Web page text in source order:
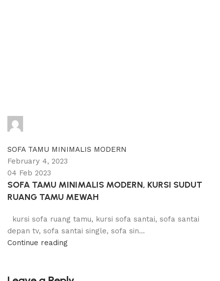
SOFA TAMU MINIMALIS MODERN
February 4, 2023
04 Feb 2023
SOFA TAMU MINIMALIS MODERN, KURSI SUDUT
RUANG TAMU MEWAH
kursi sofa ruang tamu, kursi sofa santai, sofa santai
depan tv, sofa santai single, sofa sin...
Continue reading